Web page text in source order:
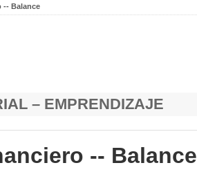
-- Balance
– EMPRENDIZAJE
-- Balance